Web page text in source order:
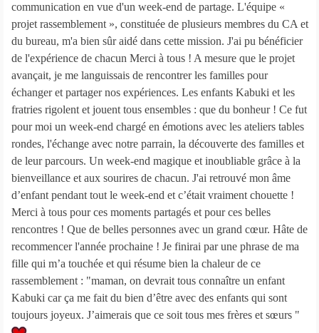
communication en vue d'un week-end de partage. L'équipe «
projet rassemblement », constituée de plusieurs membres du CA et
du bureau, m'a bien sûr aidé dans cette mission. J'ai pu bénéficier
de l'expérience de chacun Merci à tous ! A mesure que le projet
avançait, je me languissais de rencontrer les familles pour
échanger et partager nos expériences. Les enfants Kabuki et les
fratries rigolent et jouent tous ensembles : que du bonheur ! Ce fut
pour moi un week-end chargé en émotions avec les ateliers tables
rondes, l'échange avec notre parrain, la découverte des familles et
de leur parcours. Un week-end magique et inoubliable grâce à la
bienveillance et aux sourires de chacun. J'ai retrouvé mon âme
d’enfant pendant tout le week-end et c’était vraiment chouette !
Merci à tous pour ces moments partagés et pour ces belles
rencontres ! Que de belles personnes avec un grand cœur. Hâte de
recommencer l'année prochaine ! Je finirai par une phrase de ma
fille qui m’a touchée et qui résume bien la chaleur de ce
rassemblement : "maman, on devrait tous connaître un enfant
Kabuki car ça me fait du bien d’être avec des enfants qui sont
toujours joyeux. J’aimerais que ce soit tous mes frères et sœurs "